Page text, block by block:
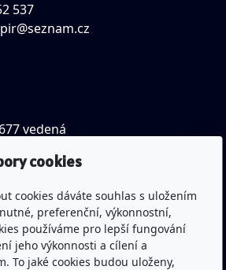
537
vedená
spořitelna a.s.
cookies
cookies dáváte souhlas s uložením
preferenční, výkonnostní,
používáme pro lepší fungování
jeho výkonnosti a cílení a
To jaké cookies budou uloženy,